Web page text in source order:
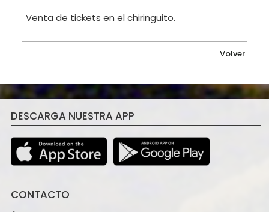
Venta de tickets en el chiringuito.
Volver
DESCARGA NUESTRA APP
CONTACTO